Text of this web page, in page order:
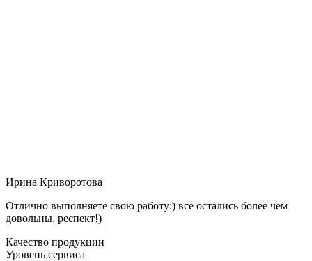
Ирина Криворотова
Отлично выполняете свою работу:) все остались более чем
довольны, респект!)
Качество продукции
Уровень сервиса